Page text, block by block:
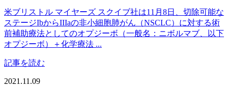
米ブリストル マイヤーズ スクイブ社は11月8日、切除可能な
ステージIbからIIIaの非小細胞肺がん（NSCLC）に対する術
前補助療法としてのオプジーボ（一般名：ニボルマブ、以下
オプジーボ）＋化学療法 ...
記事を読む
2021.11.09